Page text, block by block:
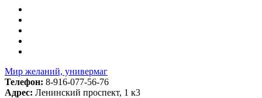
Мир желаний, универмаг
Телефон: 8-916-077-56-76
Адрес: Ленинский проспект, 1 к3